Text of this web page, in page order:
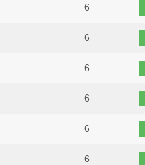
6
6
6
6
6
6